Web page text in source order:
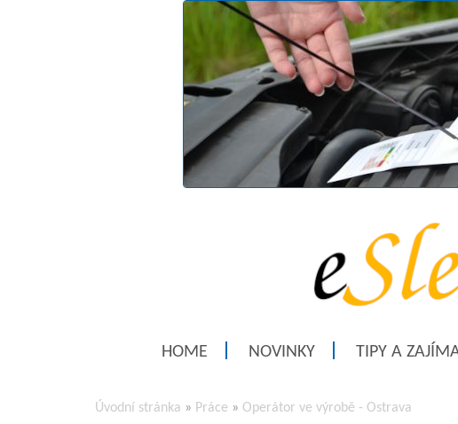
HOME NOVINKY TIPY A
Úvodní stránka » Práce » Operátor ve výrobě - Ostrava